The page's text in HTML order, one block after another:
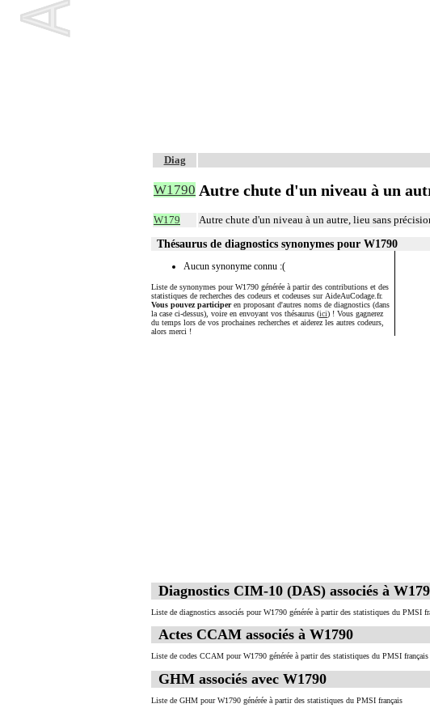
Diag
W1790 Autre chute d'un niveau à un
W179 Autre chute d'un niveau à un autre, lieu sans
Thésaurus de diagnostics synonymes pour W1790
Aucun synonyme connu :(
Liste de synonymes pour W1790 générée à partir des contributions et des
statistiques de recherches des codeurs et codeuses sur AideAuCodage.fr.
Vous pouvez participeren proposant d'autres noms de diagnostics (dans
la case ci-dessus), voire en envoyant vos thésaurus (ici) ! Vous gagnerez
du temps lors de vos prochaines recherches et aiderez les autres codeurs,
alors merci !
Diagnostics CIM-10 (DAS) associés à
Liste de diagnostics associés pour W1790 générée à partir des statistiques du PMSI
Actes CCAM associés à W1790
Liste de codes CCAM pour W1790 générée à partir des statistiques du PMSI français
GHM associés avec W1790
Liste de GHM pour W1790 générée à partir des statistiques du PMSI français